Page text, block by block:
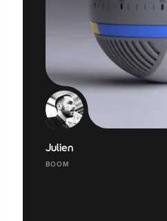
Julien
BOOM